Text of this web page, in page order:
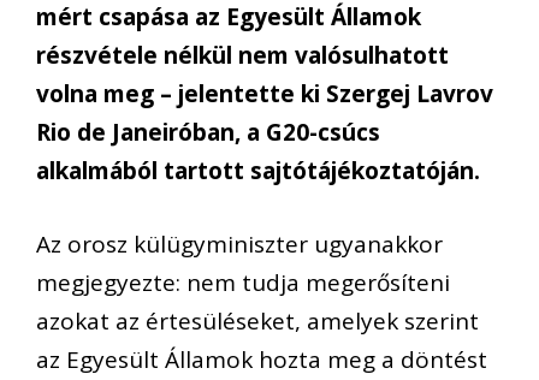
mért csapása az Egyesült Államok
részvétele nélkül nem valósulhatott
volna meg – jelentette ki Szergej Lavrov
Rio de Janeiróban, a G20-csúcs
alkalmából tartott sajtótájékoztatóján.
Az orosz külügyminiszter ugyanakkor
megjegyezte: nem tudja megerősíteni
azokat az értesüléseket, amelyek szerint
az Egyesült Államok hozta meg a döntést